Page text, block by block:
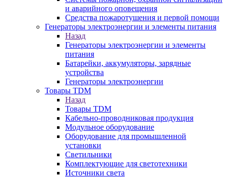
и аварийного оповещения
Средства пожаротушения и первой помощи
Генераторы электроэнергии и элементы питания
Назад
Генераторы электроэнергии и элементы
питания
Батарейки, аккумуляторы, зарядные
устройства
Генераторы электроэнергии
Товары TDM
Назад
Товары TDM
Кабельно-проводниковая продукция
Модульное оборудование
Оборудование для промышленной
установки
Светильники
Комплектующие для светотехники
Источники света